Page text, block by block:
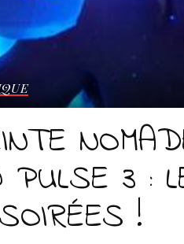
3 :
!